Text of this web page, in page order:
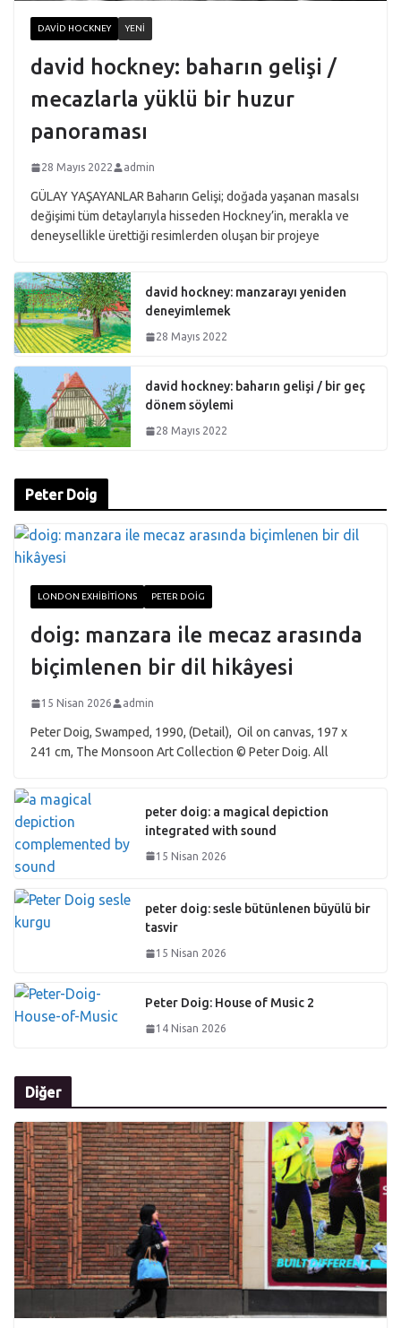
DAVID HOCKNEY YENI
david hockney: baharın gelişi /
mecazlarla yüklü bir huzur
panoraması
28 Mayıs 2022 admin
GÜLAY YAŞAYANLAR Baharın Gelişi; doğada yaşanan masalsı
değişimi tüm detaylarıyla hisseden Hockney’in, merakla ve
deneysellikle ürettiği resimlerden oluşan bir projeye
david hockney: manzarayı yeniden
deneyimlemek
28 Mayıs 2022
david hockney: baharın gelişi / bir geç
dönem söylemi
28 Mayıs 2022
Peter Doig
LONDON EXHIBITIONS PETER DOIG
doig: manzara ile mecaz arasında
biçimlenen bir dil hikâyesi
15 Nisan 2026 admin
Peter Doig, Swamped, 1990, (Detail), Oil on canvas, 197 x
241 cm, The Monsoon Art Collection © Peter Doig. All
peter doig: a magical depiction
integrated with sound
15 Nisan 2026
peter doig: sesle bütünlenen büyülü bir
tasvir
15 Nisan 2026
Peter Doig: House of Music 2
14 Nisan 2026
Diğer